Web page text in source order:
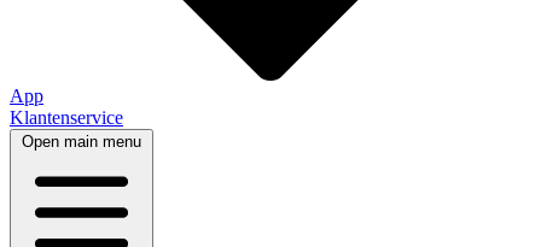
App
Klantenservice
Open main menu